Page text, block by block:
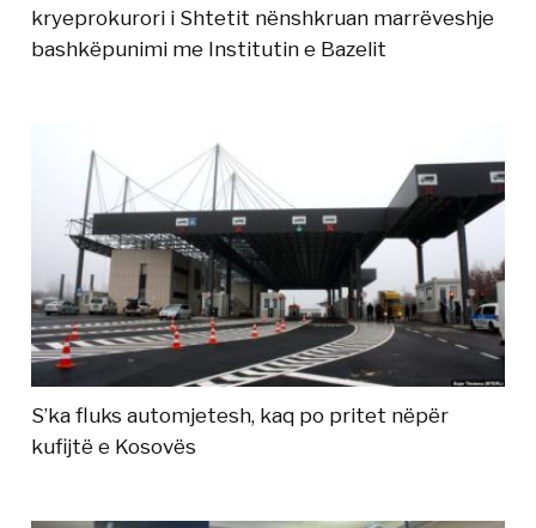
kryeprokurori i Shtetit nënshkruan marrëveshje
bashkëpunimi me Institutin e Bazelit
S’ka fluks automjetesh, kaq po pritet nëpër
kufijtë e Kosovës